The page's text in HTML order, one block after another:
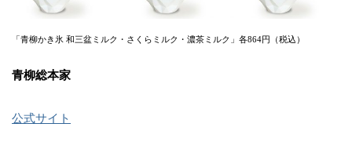
「青柳かき氷 和三盆ミルク・さくらミルク・濃茶ミルク」各864円（税込）
青柳総本家
公式サイト